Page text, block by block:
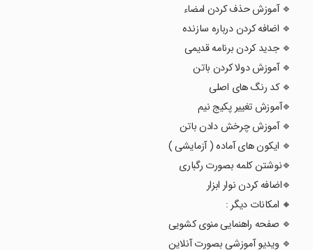
🔹 آموزش حذف کردن امضاء
🔹 اضافه کردن درباره سازنده
🔹 جدید کردن برنامه قدیمی
🔹 آموزش دولا کردن باتن
🔹 کد رنگ های اصلی
🔹آموزش تغییر پکیج نیم
🔹 آموزش چرخش دادن باتن
🔹 ایکون های آماده ( آزمایشی )
🔹نوشتن کلمه بصورت رگباری
🔹اضافه کردن نوار ابزار
🔸 امکانات دیگر :
🔹 صفحه راهنمایی منوی کشویی
🔹 ویدیو آموزشی بصورت آنلاین